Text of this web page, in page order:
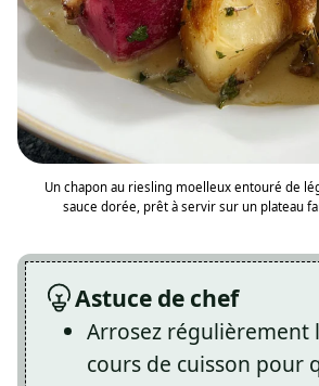
Un chapon au riesling moelleux entouré de
sauce dorée, prêt à servir sur un plateau
Astuce de chef
Arrosez régulièrement
cours de cuisson pour